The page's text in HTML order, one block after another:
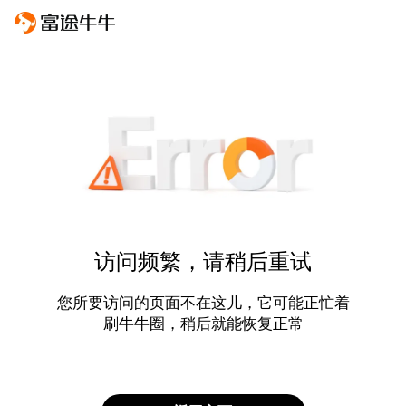
访问频繁，请稍后重试
您所要访问的页面不在这儿，它可能正忙着
刷牛牛圈，稍后就能恢复正常